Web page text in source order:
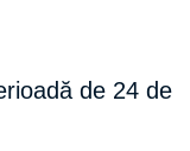
de 24 de